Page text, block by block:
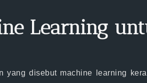
Learning
yang disebut machine learning